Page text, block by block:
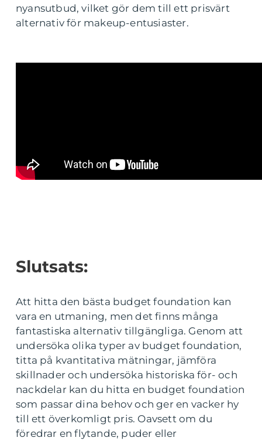
nyansutbud, vilket gör dem till ett prisvärt
alternativ för makeup-entusiaster.
Slutsats:
Att hitta den bästa budget foundation kan
vara en utmaning, men det finns många
fantastiska alternativ tillgängliga. Genom att
undersöka olika typer av budget foundation,
titta på kvantitativa mätningar, jämföra
skillnader och undersöka historiska för- och
nackdelar kan du hitta en budget foundation
som passar dina behov och ger en vacker hy
till ett överkomligt pris. Oavsett om du
föredrar en flytande, puder eller